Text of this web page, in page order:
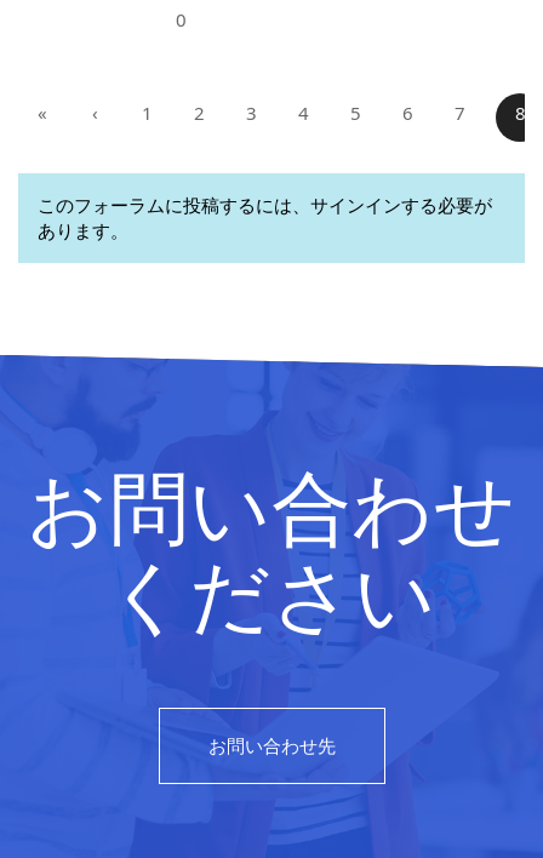
0
« ‹ 1 2 3 4 5 6 7 8
このフォーラムに投稿するには、サインインする必要が
あります。
お問い合わせ
ください
お問い合わせ先